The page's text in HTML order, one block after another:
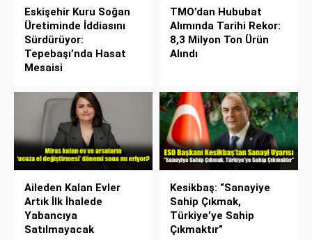
Eskişehir Kuru Soğan
Üretiminde İddiasını
Sürdürüyor:
Tepebaşı’nda Hasat
Mesaisi
TMO’dan Hububat
Alımında Tarihi Rekor:
8,3 Milyon Ton Ürün
Alındı
Aileden Kalan Evler
Artık İlk İhalede
Yabancıya
Satılmayacak
Kesikbaş: “Sanayiye
Sahip Çıkmak,
Türkiye’ye Sahip
Çıkmaktır”